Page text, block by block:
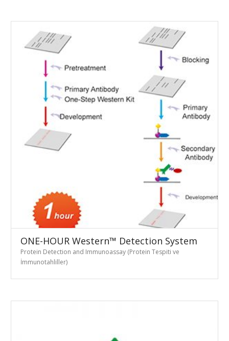
ONE-HOUR Western™ Detection System
Protein Detection and Immunoassay (Protein Tespiti ve
İmmunotahliller)